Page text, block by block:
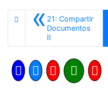
«21: Compartir
Documentos
II